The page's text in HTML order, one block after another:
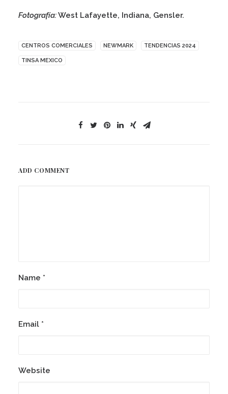
Fotografía:West Lafayette, Indiana, Gensler.
CENTROS COMERCIALES NEWMARK TENDENCIAS 2024
TINSA MEXICO
ADD COMMENT
Name *
Email *
Website